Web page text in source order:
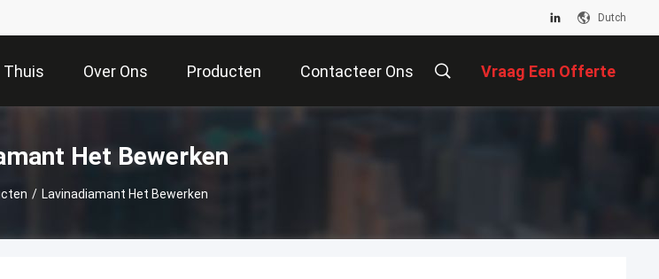
Dutch
Thuis Over Ons Producten Contacteer Ons Vraag Een Offerte
Het Bewerken
/ Lavinadiamant Het Bewerken